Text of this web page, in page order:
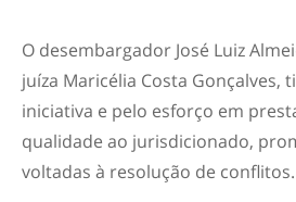
O desembargador José Luiz
juíza Maricélia Costa Gonçalves,
iniciativa e pelo esforço em
qualidade ao jurisdicionado,
voltadas à resolução de conflitos.